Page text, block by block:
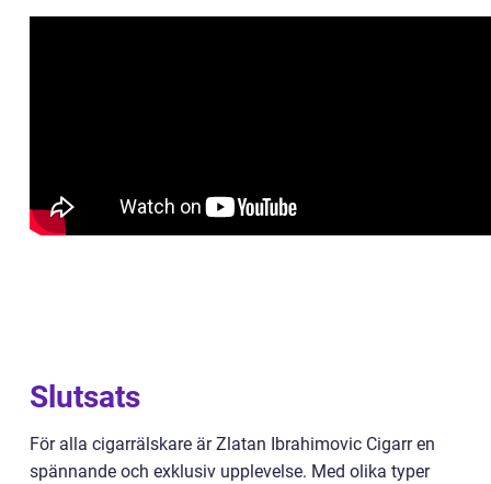
Slutsats
För alla cigarrälskare är Zlatan Ibrahimovic Cigarr en
spännande och exklusiv upplevelse. Med olika typer